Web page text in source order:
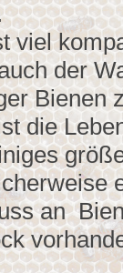
viel
der
Bienen
die
an